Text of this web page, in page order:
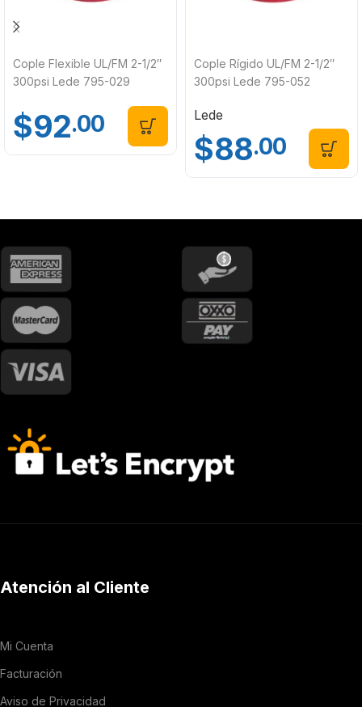
Cople Flexible UL/FM 2-1/2″
300psi Lede 795-029
$92.00
Cople Rígido UL/FM 2-1/2″
300psi Lede 795-052
Lede
$88.00
Atención al Cliente
Mi Cuenta
Facturación
Aviso de Privacidad